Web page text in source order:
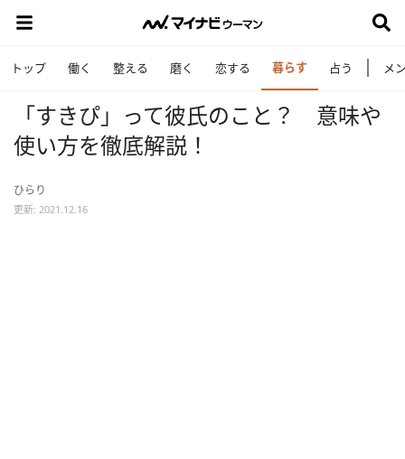
トップ 働く 整える 磨く 恋する 暮らす 占う メ
「すきぴ」って彼氏のこと？ 意味や
使い方を徹底解説！
ひらり
更新: 2021.12.16